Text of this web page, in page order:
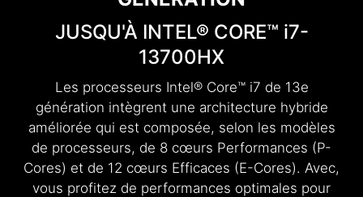
JUSQU'À INTEL® CORE™ i7-
13700HX
Les processeurs Intel® Core™ i7 de 13e
génération intègrent une architecture hybride
améliorée qui est composée, selon les modèles
de processeurs, de 8 cœurs Performances (P-
Cores) et de 12 cœurs Efficaces (E-Cores). Avec,
vous profitez de performances optimales pour